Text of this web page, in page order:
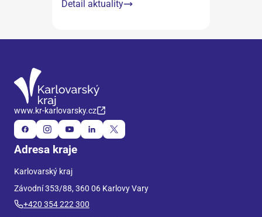
Detail aktuality
www.kr-karlovarsky.cz
Adresa kraje
Karlovarský kraj
Závodní 353/88, 360 06 Karlovy Vary
+420 354 222 300